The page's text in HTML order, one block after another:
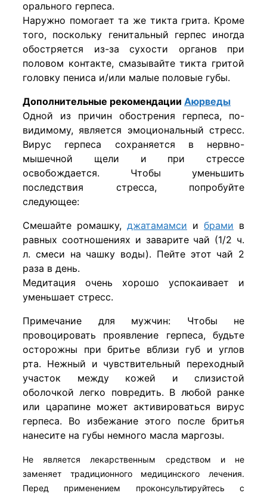
орального герпеса.
Наружно помогает та же тикта грита. Кроме
того, поскольку генитальный герпес иногда
обостряется из-за сухости органов при
половом контакте, смазывайте тикта гритой
головку пениса и/или малые половые губы.
Дополнительные рекомендации Аюрведы
Одной из причин обострения герпеса, по-
видимому, является эмоциональный стресс.
Вирус герпеса сохраняется в нервно-
мышечной щели и при стрессе
освобождается. Чтобы уменьшить
последствия стресса, попробуйте
следующее:
Смешайте ромашку, джатамамси и брами в
равных соотношениях и заварите чай (1/2 ч.
л. смеси на чашку воды). Пейте этот чай 2
раза в день.
Медитация очень хорошо успокаивает и
уменьшает стресс.
Примечание для мужчин: Чтобы не
провоцировать проявление герпеса, будьте
осторожны при бритье вблизи губ и углов
рта. Нежный и чувствительный переходный
участок между кожей и слизистой
оболочкой легко повредить. В любой ранке
или царапине может активироваться вирус
герпеса. Во избежание этого после бритья
нанесите на губы немного масла маргозы.
Не является лекарственным средством и не
заменяет традиционного медицинского лечения.
Перед применением проконсультируйтесь с